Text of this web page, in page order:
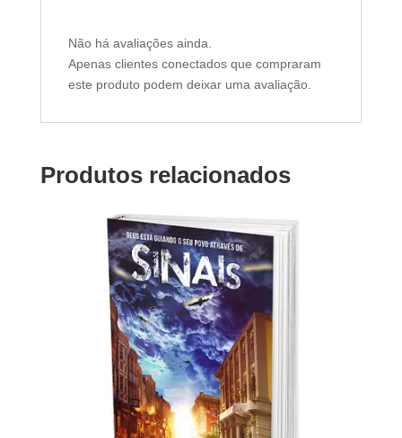
Não há avaliações ainda.
Apenas clientes conectados que compraram
este produto podem deixar uma avaliação.
Produtos relacionados